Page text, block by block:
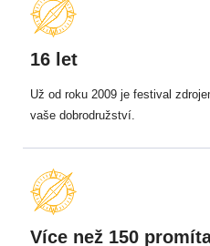
16 let
Už od roku 2009 je festival
vaše dobrodružství.
Více než 150